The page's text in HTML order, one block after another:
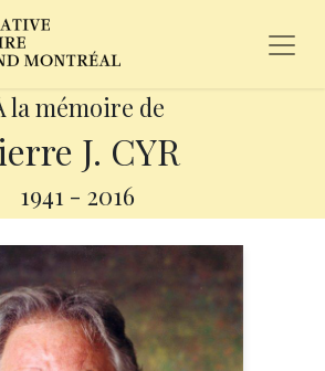
la mémoire de
J. CYR
1941 - 2016